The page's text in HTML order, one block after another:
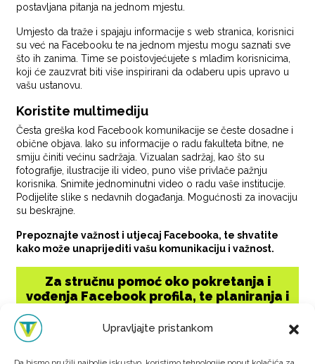
Upravljajte pristankom
postavljana pitanja na jednom mjestu.
Umjesto da traže i spajaju informacije s web stranica, korisnici
su već na Facebooku te na jednom mjestu mogu saznati sve
što ih zanima. Time se poistovjećujete s mlađim korisnicima,
koji će zauzvrat biti više inspirirani da odaberu upis upravo u
vašu ustanovu.
Koristite multimediju
Česta greška kod Facebook komunikacije se česte dosadne i
obične objava. Iako su informacije o radu fakulteta bitne, ne
smiju činiti većinu sadržaja. Vizualan sadržaj, kao što su
fotografije, ilustracije ili video, puno više privlače pažnju
korisnika. Snimite jednominutni video o radu vaše institucije.
Podijelite slike s nedavnih događanja. Mogućnosti za inovaciju
su beskrajne.
Prepoznajte važnost i utjecaj Facebooka, te shvatite
kako može unaprijediti vašu komunikaciju i važnost.
Za stručnu pomoć oko pokretanja i
vođenja Facebook profila, te planiranja i
kampanja, obratite seVirtualnoj
Tvornici.